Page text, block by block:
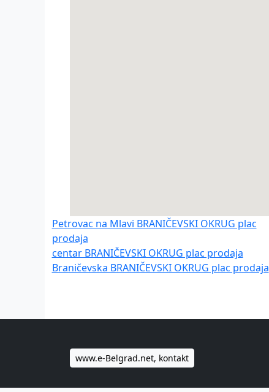
Petrovac na Mlavi BRANIČEVSKI OKRUG plac
prodaja
centar BRANIČEVSKI OKRUG plac prodaja
Braničevska BRANIČEVSKI OKRUG plac prodaja
www.e-Belgrad.net, kontakt